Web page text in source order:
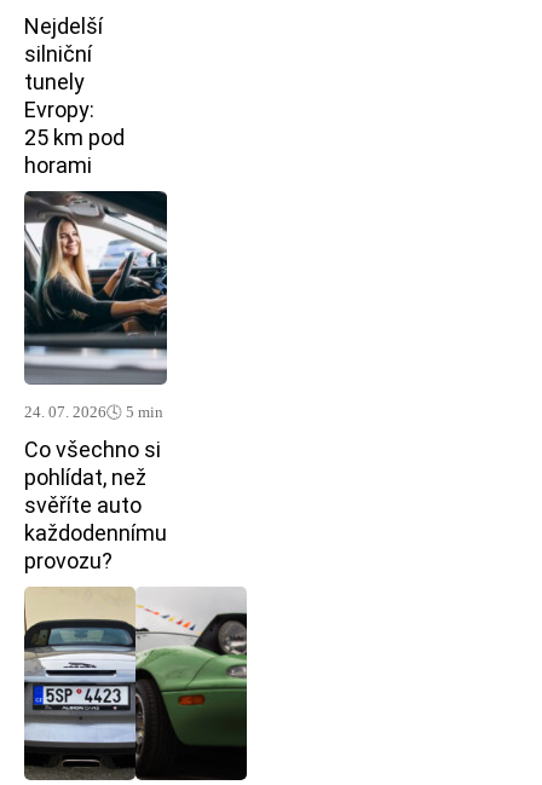
Nejdelší
silniční
tunely
Evropy:
25 km pod
horami
24. 07. 2026🕓 5 min
Co všechno si
pohlídat, než
svěříte auto
každodennímu
provozu?